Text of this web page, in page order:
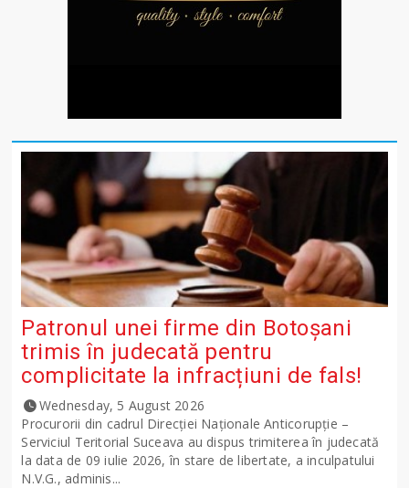
Patronul unei firme din Botoșani
trimis în judecată pentru
complicitate la infracțiuni de fals!
Wednesday, 5 August 2026
Procurorii din cadrul Direcției Naționale Anticorupție –
Serviciul Teritorial Suceava au dispus trimiterea în judecată
la data de 09 iulie 2026, în stare de libertate, a inculpatului
N.V.G., adminis...